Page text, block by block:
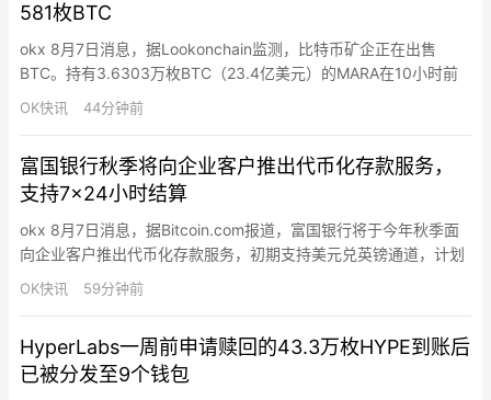
581枚BTC
okx 8月7日消息，据Lookonchain监测，比特币矿企正在出售
BTC。持有3.6303万枚BTC（23.4亿美元）的MARA在10小时前
向NYDIG存入200枚BTC（1286万美元）。Riot Platforms也在10
小时前向NYDIG存入381枚BTC（2451万美元）。
OK快讯 44分钟前
富国银行秋季将向企业客户推出代币化存款服务，
支持7×24小时结算
okx 8月7日消息，据Bitcoin.com报道，富国银行将于今年秋季面
向企业客户推出代币化存款服务，初期支持美元兑英镑通道，计划
2027年扩大范围。该服务支持7×24小时结算和可编程支付（满足
条件自动释放资金），存款仍为银行负债，保留监管保护和存款保
术，称这是对网络互操作性和可靠性的验…
OK快讯 59分钟前
HyperLabs一周前申请赎回的43.3万枚HYPE到账后
已被分发至9个钱包